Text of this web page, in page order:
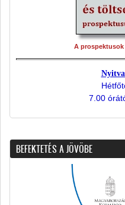
A
7.00
BEFEKTETÉS A JÖVÖBE